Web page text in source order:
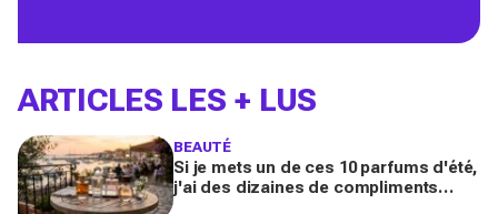
ARTICLES LES + LUS
BEAUTÉ
Si je mets un de ces 10 parfums d'été,
j'ai des dizaines de compliments